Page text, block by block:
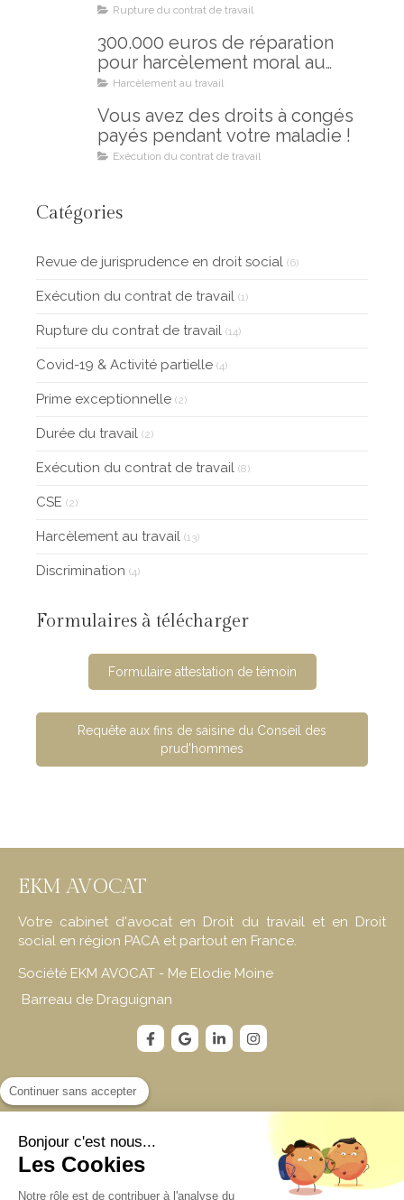
les regrets
Rupture du contrat de travail
300.000 euros de réparation
pour harcèlement moral au
travail : un combat gagné !
Harcèlement au travail
Vous avez des droits à congés
payés pendant votre maladie !
Exécution du contrat de travail
Catégories
Revue de jurisprudence en droit social (6)
Exécution du contrat de travail (1)
Rupture du contrat de travail (14)
Covid-19 & Activité partielle (4)
Prime exceptionnelle (2)
Durée du travail (2)
Exécution du contrat de travail (8)
CSE (2)
Harcèlement au travail (13)
Discrimination (4)
Formulaires à télécharger
Formulaire attestation de témoin
Requête aux fins de saisine du Conseil des
prud'hommes
EKM AVOCAT
Votre cabinet d'avocat en Droit du travail et en Droit
social en région PACA et partout en France.
Société EKM AVOCAT - Me Elodie Moine
Barreau de Draguignan
Contact
66 Avenue Thalès Technoparc Epsilon II
Bât Epsicod A2
83700
Saint-Raphaël
Continuer sans accepter
Bonjour c'est nous...
Les Cookies
Notre rôle est de contribuer à l'analyse du